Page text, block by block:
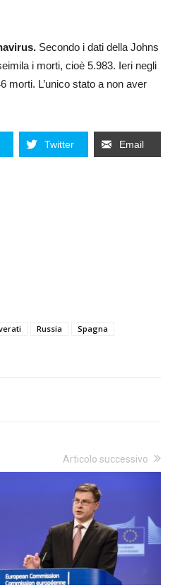
Secondo i dati della Johns
i morti, cioè 5.983. Ieri negli
morti. L’unico stato a non aver
Twitter Email
Russia
Spagna
Articolo successivo